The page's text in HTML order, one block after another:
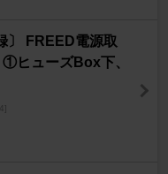
〕 FREED電源取
①ヒューズBox下、